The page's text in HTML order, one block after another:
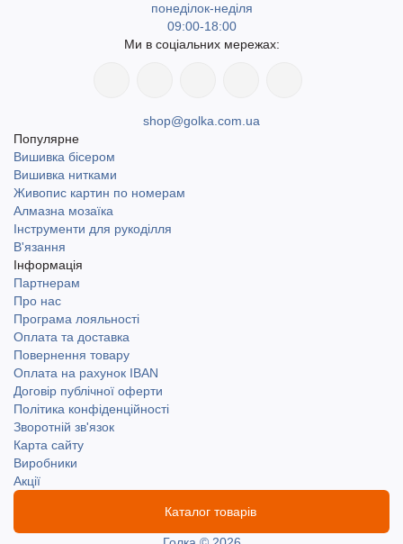
понеділок-неділя
09:00-18:00
Ми в соціальних мережах:
shop@golka.com.ua
Популярне
Вишивка бісером
Вишивка нитками
Живопис картин по номерам
Алмазна мозаїка
Інструменти для рукоділля
В'язання
Інформація
Партнерам
Про нас
Програма лояльності
Оплата та доставка
Повернення товару
Оплата на рахунок IBAN
Договір публічної оферти
Політика конфіденційності
Зворотній зв'язок
Карта сайту
Виробники
Акції
Каталог товарів